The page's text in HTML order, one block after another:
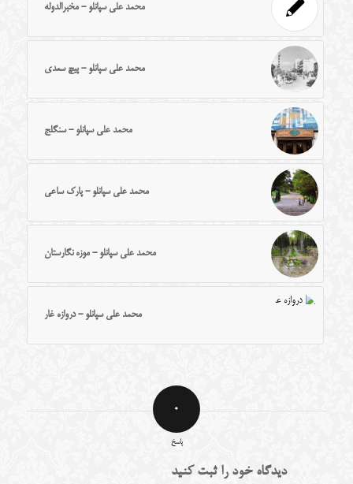
محمد علی سپانلو - مخبرالدوله
محمد علی سپانلو - پیچ سعدی
محمد علی سپانلو - سنگلج
محمد علی سپانلو - پارک ساعی
محمد علی سپانلو - موزه نگارستان
محمد علی سپانلو - دروازه غار
0
پاسخ
دیدگاه خود را ثبت کنید